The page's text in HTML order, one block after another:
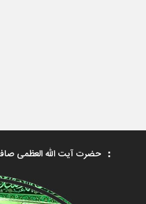
حضرت آیت الله العظمی